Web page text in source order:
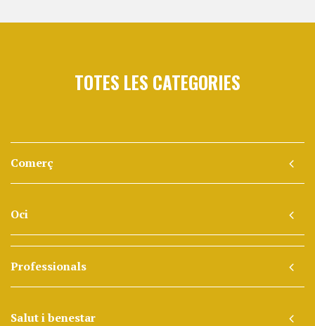
TOTES LES CATEGORIES
Comerç
Oci
Professionals
Salut i benestar